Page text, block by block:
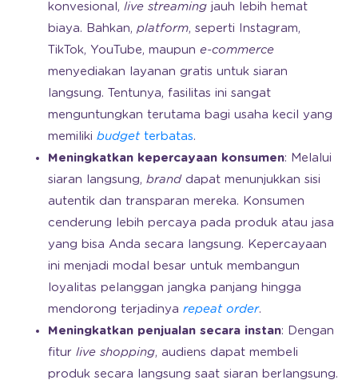
konvesional, live streaming jauh lebih hemat
biaya. Bahkan, platform, seperti Instagram,
TikTok, YouTube, maupun e-commerce
menyediakan layanan gratis untuk siaran
langsung. Tentunya, fasilitas ini sangat
menguntungkan terutama bagi usaha kecil yang
memiliki budgetterbatas.
Meningkatkan kepercayaan konsumen: Melalui
siaran langsung, brand dapat menunjukkan sisi
autentik dan transparan mereka. Konsumen
cenderung lebih percaya pada produk atau jasa
yang bisa Anda secara langsung. Kepercayaan
ini menjadi modal besar untuk membangun
loyalitas pelanggan jangka panjang hingga
mendorong terjadinya repeat order.
Meningkatkan penjualan secara instan: Dengan
fitur live shopping, audiens dapat membeli
produk secara langsung saat siaran berlangsung.